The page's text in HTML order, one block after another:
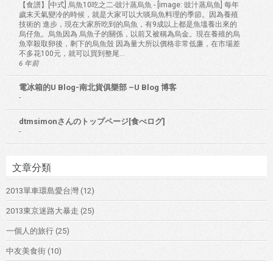
【食譜】[中式] 烏魚10吃之二-豉汁蒸烏魚 - [image: 豉汁蒸烏魚] 每年
歲末天氣變冷的時候，就是大家可以大啖烏魚料理的季節。因為養殖
技術的 進步，現在大家所吃到的烏魚，有9成以上都是魚塭養出來的
烏仔魚。烏魚因為 烏魚子的關係，以前又被稱為烏金。現在養殖的烏
魚宰殺取卵後，剩下的烏魚殼 因為量大所以價格非常低廉，在市場差
不多花100元，就可以買到整尾...
6 年前
電冰箱的U Blog-南北貨俱樂部 –U Blog 博客
-
dtmsimonさんのトップページ[食べログ]
-
文章分類
2013單車環島愛台灣 (12)
2013東京迷路大暴走 (25)
一個人的旅行 (25)
中友美食街 (10)